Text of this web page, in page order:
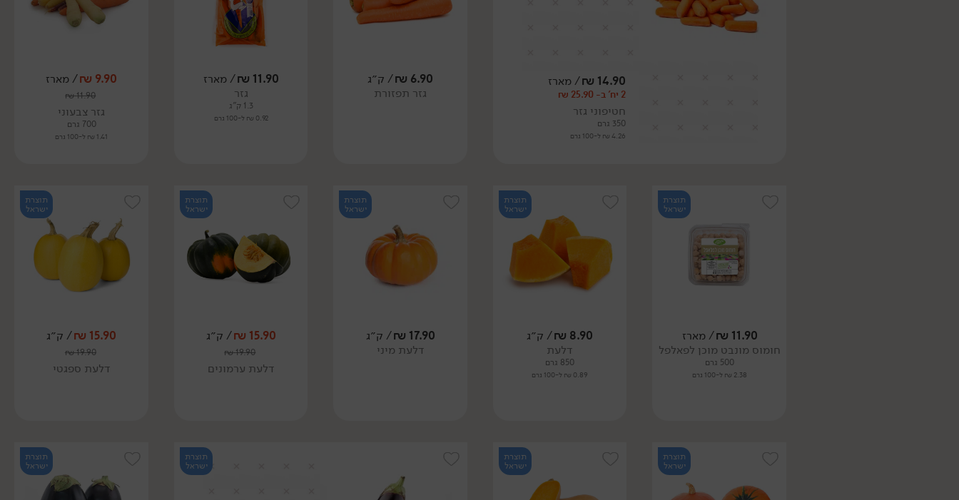
14.90
₪/ מארז
2 יח' ב- 25.90 ₪
חטיפוני גזר
350 גרם
4.26 ₪ ל-100 גרם
6.90
₪/ ק״ג
גזר תפזורת
11.90
₪/ מארז
גזר
1.3 ק"ג
0.92 ₪ ל-100 גרם
9.90
₪/ מארז
11.90
₪
גזר צבעוני
700 גרם
1.41 ₪ ל-100 גרם
תוצרת
ישראל
11.90
₪/ מארז
חומוס מונבט מוכן לפאלפל
500 גרם
2.38 ₪ ל-100 גרם
תוצרת
ישראל
8.90
₪/ ק״ג
דלעת
850 גרם
0.89 ₪ ל-100 גרם
תוצרת
ישראל
17.90
₪/ ק״ג
דלעת מיני
תוצרת
ישראל
15.90
₪/ ק״ג
19.90
₪
דלעת ערמונים
תוצרת
ישראל
15.90
₪/ ק״ג
19.90
₪
דלעת ספגטי
תוצרת
ישראל
תוצרת
ישראל
תוצרת
ישראל
תוצרת
ישראל